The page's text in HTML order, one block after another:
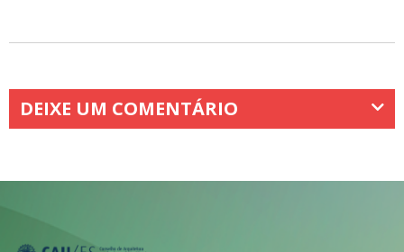
DEIXE UM COMENTÁRIO